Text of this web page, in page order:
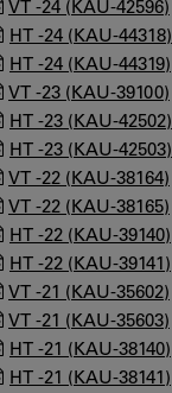
VT -24 (KAU-42596)
HT -24 (KAU-44318)
HT -24 (KAU-44319)
VT -23 (KAU-39100)
HT -23 (KAU-42502)
HT -23 (KAU-42503)
VT -22 (KAU-38164)
VT -22 (KAU-38165)
HT -22 (KAU-39140)
HT -22 (KAU-39141)
VT -21 (KAU-35602)
VT -21 (KAU-35603)
HT -21 (KAU-38140)
HT -21 (KAU-38141)